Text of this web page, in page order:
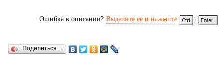
Ошибка в описании? Выделите ее и нажмите
Поделиться…